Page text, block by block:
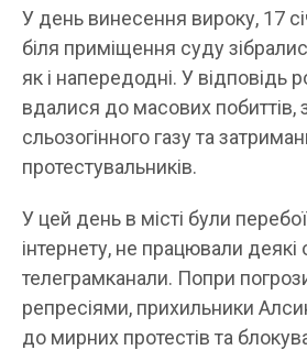
У день винесення вироку, 17
біля приміщення суду
як і напередодні. У відповідь
вдалися до масових побиттів,
сльозогінного газу та
протестувальників.
У цей день в місті були
інтернету, не працювали деякі
телеграмканали. Попри
репресіями, прихильники
до мирних протестів та